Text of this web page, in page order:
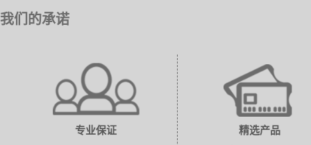
我们的承诺
专业保证 精选产品